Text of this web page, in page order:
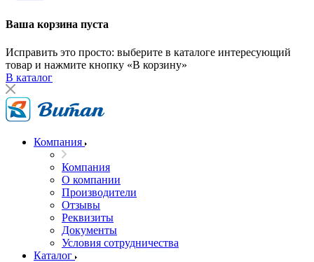
Ваша корзина пуста
Исправить это просто: выберите в каталоге интересующий
товар и нажмите кнопку «В корзину»
В каталог
Компания
Компания
О компании
Производители
Отзывы
Реквизиты
Документы
Условия сотрудничества
Каталог